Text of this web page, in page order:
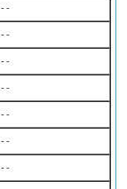
--
--
--
--
--
--
--